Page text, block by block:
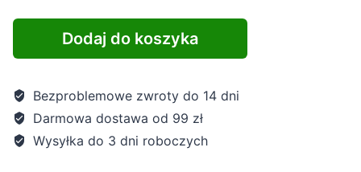
Dodaj do koszyka
Bezproblemowe zwroty do 14 dni
Darmowa dostawa od 99 zł
Wysyłka do 3 dni roboczych